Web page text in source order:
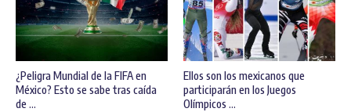
¿Peligra Mundial de la FIFA en
México? Esto se sabe tras caída
de ...
Ellos son los mexicanos que
participarán en los Juegos
Olímpicos ...